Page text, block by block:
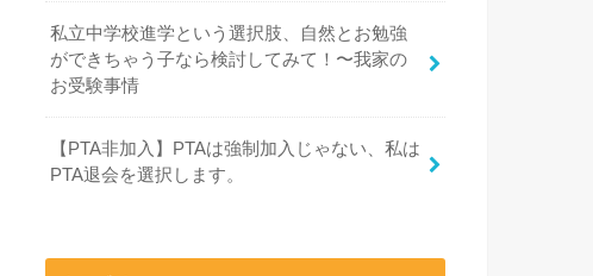
私立中学校進学という選択肢、自然とお勉強
ができちゃう子なら検討してみて！〜我家の
お受験事情
【PTA非加入】PTAは強制加入じゃない、私は
PTA退会を選択します。